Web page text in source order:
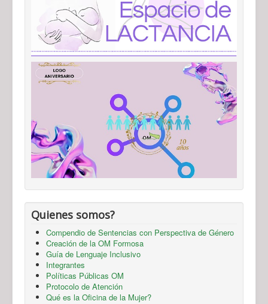
Quienes somos?
Compendio de Sentencias con Perspectiva de Género
Creación de la OM Formosa
Guía de Lenguaje Inclusivo
Integrantes
Políticas Públicas OM
Protocolo de Atención
Qué es la Oficina de la Mujer?